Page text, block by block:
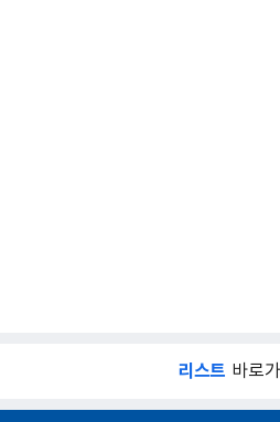
리스트 바로가